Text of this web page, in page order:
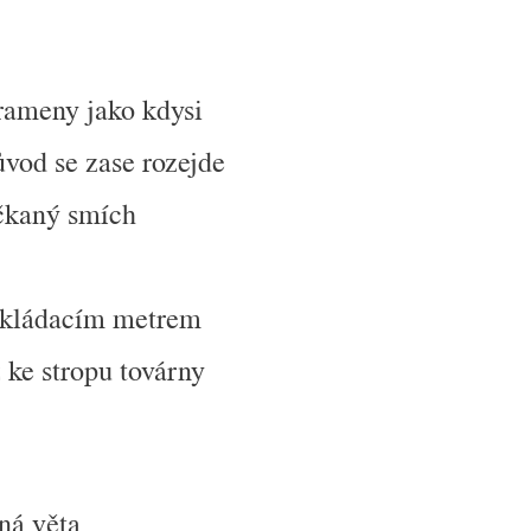
jako kdysi
se zase rozejde
smích
metrem
stropu továrny